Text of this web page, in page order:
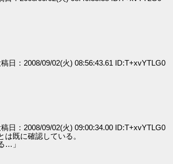
日：2008/09/02(火) 08:56:43.61 ID:T+xvYTLG0
日：2008/09/02(火) 09:00:34.00 ID:T+xvYTLG0
既に確認している。
…」